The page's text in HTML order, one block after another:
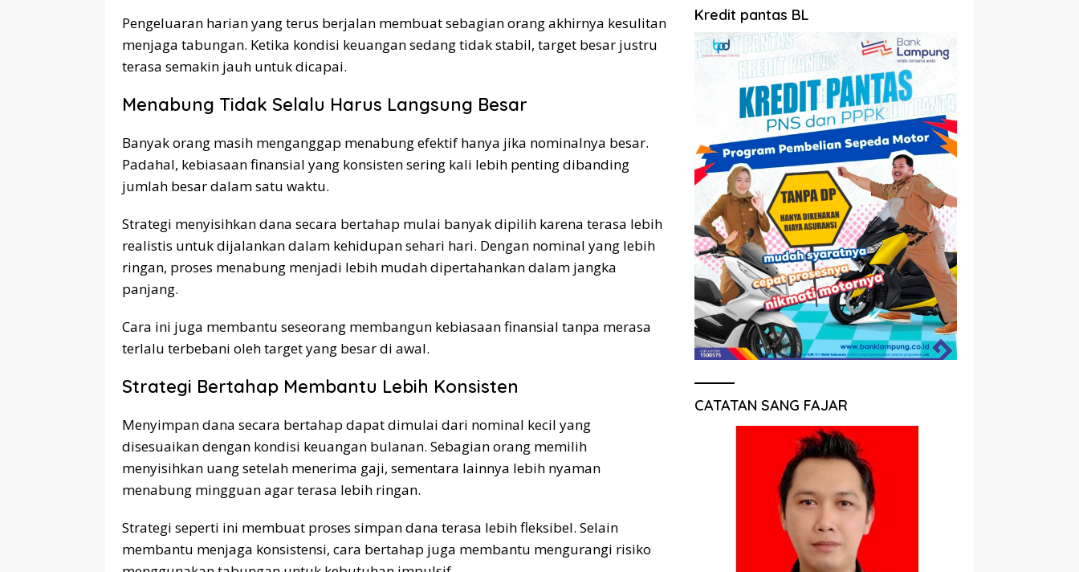
Pengeluaran harian yang terus berjalan membuat sebagian orang akhirnya kesulitan
menjaga tabungan. Ketika kondisi keuangan sedang tidak stabil, target besar justru
terasa semakin jauh untuk dicapai.
Menabung Tidak Selalu Harus Langsung Besar
Banyak orang masih menganggap menabung efektif hanya jika nominalnya besar.
Padahal, kebiasaan finansial yang konsisten sering kali lebih penting dibanding
jumlah besar dalam satu waktu.
Strategi menyisihkan dana secara bertahap mulai banyak dipilih karena terasa lebih
realistis untuk dijalankan dalam kehidupan sehari hari. Dengan nominal yang lebih
ringan, proses menabung menjadi lebih mudah dipertahankan dalam jangka
panjang.
Cara ini juga membantu seseorang membangun kebiasaan finansial tanpa merasa
terlalu terbebani oleh target yang besar di awal.
Strategi Bertahap Membantu Lebih Konsisten
Menyimpan dana secara bertahap dapat dimulai dari nominal kecil yang
disesuaikan dengan kondisi keuangan bulanan. Sebagian orang memilih
menyisihkan uang setelah menerima gaji, sementara lainnya lebih nyaman
menabung mingguan agar terasa lebih ringan.
Strategi seperti ini membuat proses simpan dana terasa lebih fleksibel. Selain
membantu menjaga konsistensi, cara bertahap juga membantu mengurangi risiko
Kredit pantas BL
CATATAN SANG FAJAR